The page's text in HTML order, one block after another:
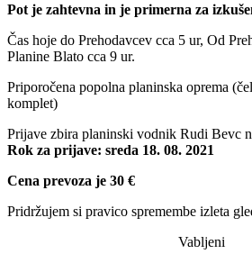
Pot je zahtevna in je primerna za
Čas hoje do Prehodavcev cca 5 ur, Od
Planine Blato cca 9 ur.
Priporočena popolna planinska oprema
komplet)
Prijave zbira planinski vodnik Rudi Bevc
Rok za prijave: sreda 18. 08. 2021
Cena prevoza je 30 €
Pridržujem si pravico spremembe izleta
Vabljeni